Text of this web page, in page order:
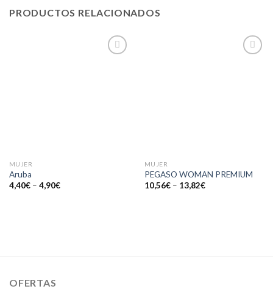
PRODUCTOS RELACIONADOS
MUJER
Aruba
4,40€– 4,90€
MUJER
PEGASO WOMAN PREMIUM
10,56€– 13,82€
OFERTAS